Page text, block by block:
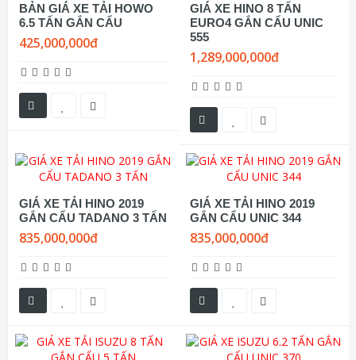
BẢN GIÁ XE TẢI HOWO
6.5 TẤN GẮN CẨU
425,000,000đ
GIÁ XE HINO 8 TẤN
EURO4 GẮN CẨU UNIC
555
1,289,000,000đ
GIÁ XE TẢI HINO 2019
GẮN CẨU TADANO 3 TẤN
835,000,000đ
GIÁ XE TẢI HINO 2019
GẮN CẨU UNIC 344
835,000,000đ